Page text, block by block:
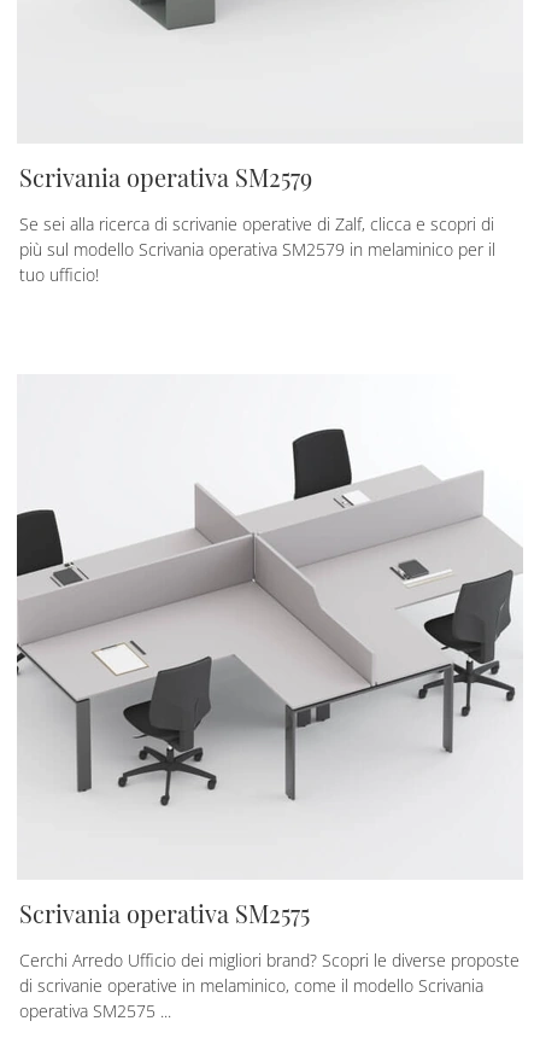
Scrivania operativa SM2579
Se sei alla ricerca di scrivanie operative di Zalf, clicca e scopri di
più sul modello Scrivania operativa SM2579 in melaminico per il
tuo ufficio!
Scrivania operativa SM2575
Cerchi Arredo Ufficio dei migliori brand? Scopri le diverse proposte
di scrivanie operative in melaminico, come il modello Scrivania
operativa SM2575 ...